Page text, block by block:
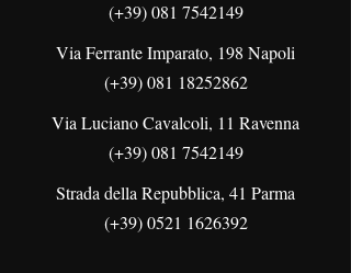
(+39) 081 7542149
Via Ferrante Imparato, 198 Napoli
(+39)081 18252862
Via Luciano Cavalcoli, 11 Ravenna
(+39) 081 7542149
Strada della Repubblica, 41 Parma
(+39)0521 1626392